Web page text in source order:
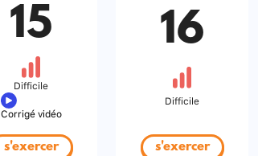
15
Difficile
Corrigé vidéo
s'exercer
16
Difficile
s'exercer